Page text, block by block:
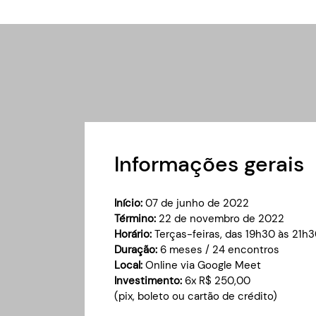
Informações gerais
Início: 07 de junho de 2022
Término: 22 de novembro de 2022
Horário: Terças-feiras, das 19h30 às
Duração: 6 meses / 24 encontros
Local: Online via Google Meet
Investimento: 6x R$ 250,00
(pix, boleto ou cartão de crédito)